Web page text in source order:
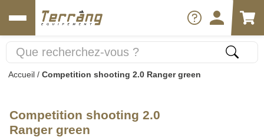
Accueil / Competition shooting 2.0 Ranger green
Competition shooting 2.0
Ranger green